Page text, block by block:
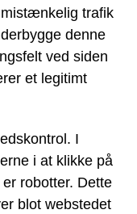
trafik
denne
ved siden
et legitimt
I
i at klikke på
robotter. Dette
blot webstedet